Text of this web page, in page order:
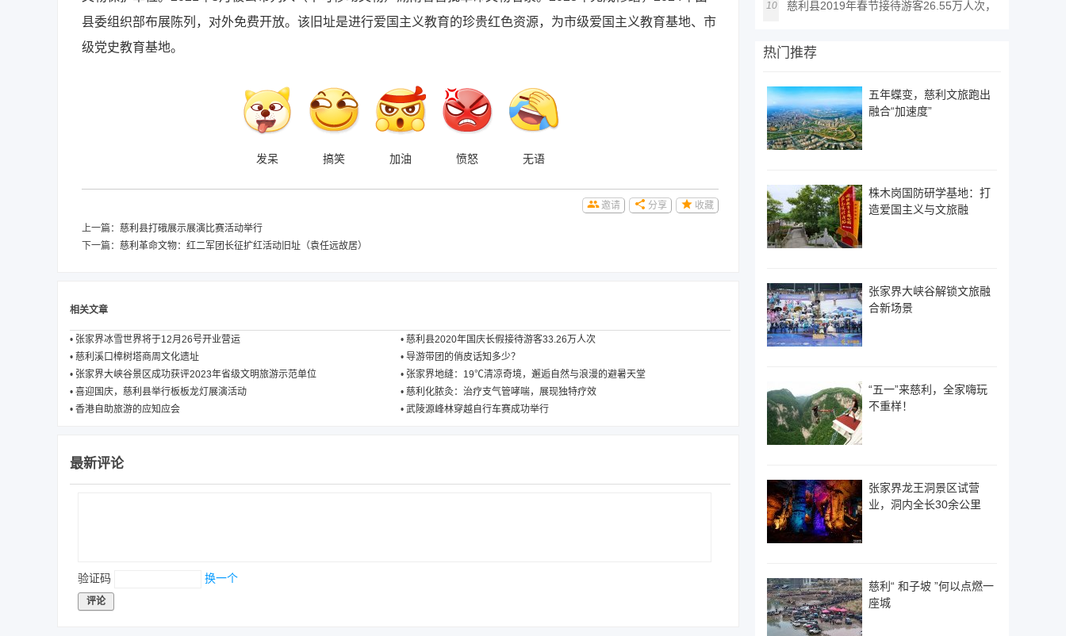
县委组织部布展陈列，对外免费开放。该旧址是进行爱国主义教育的珍贵红色资源，为市级爱国主义教育基地、市
级党史教育基地。
发呆 搞笑 加油 愤怒 无语
收藏
分享
邀请
上一篇： 慈利县打硪展示展演比赛活动举行
下一篇： 慈利革命文物：红二军团长征扩红活动旧址（袁任远故居）
相关文章
• 张家界冰雪世界将于12月26号开业营运 • 慈利县2020年国庆长假接待游客33.26万人次
• 慈利溪口樟树塔商周文化遗址 • 导游带团的俏皮话知多少？
• 张家界大峡谷景区成功获评2023年省级文明旅游示范单位 • 张家界地缝：19℃清凉奇境，邂逅自然与浪漫的避暑天堂
• 喜迎国庆，慈利县举行板板龙灯展演活动 • 慈利化脓灸：治疗支气管哮喘，展现独特疗效
• 香港自助旅游的应知应会 • 武陵源峰林穿越自行车赛成功举行
最新评论
验证码 换一个
评论
10 慈利县2019年春节接待游客26.55万人次，
热门推荐
五年蝶变，慈利文旅跑出
融合“加速度”
株木岗国防研学基地：打
造爱国主义与文旅融
张家界大峡谷解锁文旅融
合新场景
“五一”来慈利，全家嗨玩
不重样！
张家界龙王洞景区试营
业，洞内全长30余公里
慈利“ 和子坡 ”何以点燃一
座城